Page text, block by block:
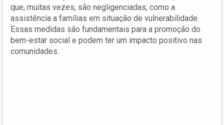
que, muitas vezes, são negligenciadas, como a
assistência a famílias em situação de vulnerabilidade.
Essas medidas são fundamentais para a promoção do
bem-estar social e podem ter um impacto positivo nas
comunidades.